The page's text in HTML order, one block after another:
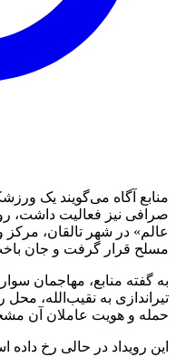
منابع آگاه می‌گویند یک
صرافی نیز فعالیت داشت،
عالم» در شهر تالقان، مرکز
مسلح قرار گرفت و جان
به گفته منابع، مهاجمان
تیراندازی به نقیب‌الله، محل
حمله و هویت عاملان آن
این رویداد در حالی رخ داده